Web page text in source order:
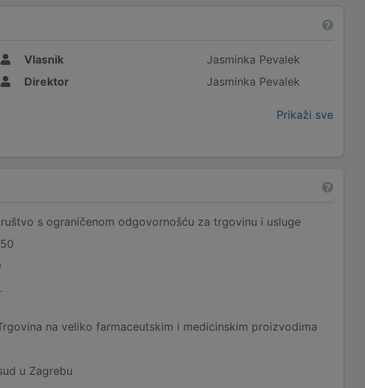
Vlasnik
Jasminka Pevalek
Direktor
Jasminka Pevalek
Prikaži sve
s ograničenom odgovornošću za trgovinu i usluge
na veliko farmaceutskim i medicinskim proizvodima
u Zagrebu